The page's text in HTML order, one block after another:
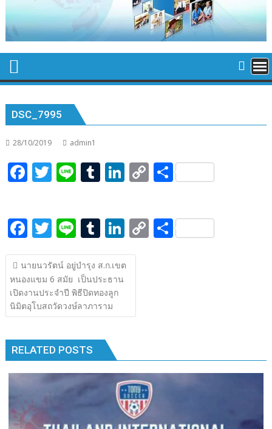
DSC_7995
28/10/2019 admin1
F
b
o
o
k
T
er
Li T
bl
r
Li
e
dI
n
C
y
S
e
F
ac
e
b
o
o
k
T
w
itt
er
Li
n
e
T
u
m
bl
r
Li
n
k
n
C S
แนะแนว
เรื่อง
นายนวรัตน์ อยู่บำรุง ส.ก.เขต
หนองแขม 6 สมัย เป็นประธาน
เปิดงานประจำปี พิธีปิดทองลูก
นิมิตอุโบสถวัดวงษ์ลาภาราม
RELATED POSTS